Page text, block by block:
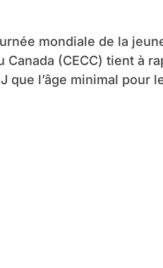
mondiale de la
Canada (CECC) tient à
que l’âge minimal pour